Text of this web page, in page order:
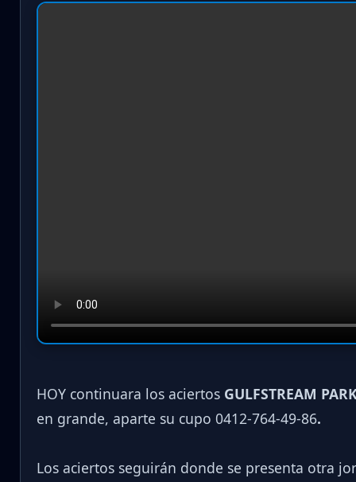
HOY continuara los aciertos GULFSTREAM
en grande, aparte su cupo 0412-764-49-86.
Los aciertos seguirán donde se presenta otra